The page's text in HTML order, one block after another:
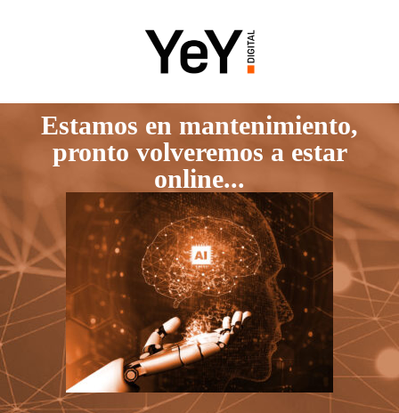
Estamos en mantenimiento,
pronto volveremos a estar
online...